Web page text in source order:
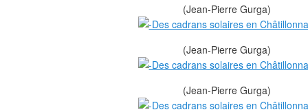
(Jean-Pierre Gurga)
(Jean-Pierre Gurga)
(Jean-Pierre Gurga)